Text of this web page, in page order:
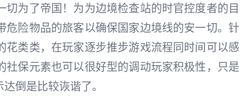
为了帝国！为为边境检查站的时官控度者的目
险物品的旅客以确保国家边境线的安一切。针
类类，在玩家逐步推步游戏流程同时间可以感
保元素也可以很好型的调动玩家积极性，只是
倒是比较诙谐了。